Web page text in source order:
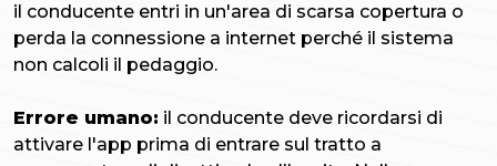
il conducente entri in un'area di scarsa copertura o
perda la connessione a internet perché il sistema
non calcoli il pedaggio.
Errore umano: il conducente deve ricordarsi di
attivare l'app prima di entrare sul tratto a